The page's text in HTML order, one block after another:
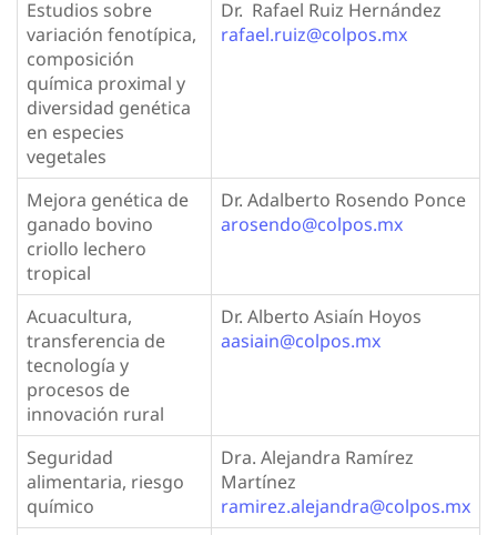
Estudios sobre
variación fenotípica,
composición
química proximal y
diversidad genética
en especies
vegetales
Dr. Rafael Ruiz Hernández
rafael.ruiz@colpos.mx
Mejora genética de
ganado bovino
criollo lechero
tropical
Dr. Adalberto Rosendo Ponce
arosendo@colpos.mx
Acuacultura,
transferencia de
tecnología y
procesos de
innovación rural
Dr. Alberto Asiaín Hoyos
aasiain@colpos.mx
Seguridad
alimentaria, riesgo
químico
Dra. Alejandra Ramírez
Martínez
ramirez.alejandra@colpos.mx